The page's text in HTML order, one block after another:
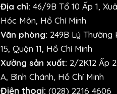
Địa chỉ: 46/9B Tổ 10 Ấp 1,
Hóc Môn, Hồ Chí Minh
Văn phòng: 249B Lý Thường
15, Quận 11, Hồ Chí Minh
Xưởng sản xuất: 2/2K12 Ấp
A, Bình Chánh, Hồ Chí Minh
Điện thoại: (028) 2216 4606